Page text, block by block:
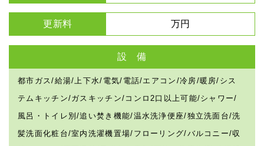
更新料 万円
設 備
都市ガス/給湯/上下水/電気/電話/エアコン/冷房/暖房/シス
テムキッチン/ガスキッチン/コンロ2口以上可能/シャワー/
風呂・トイレ別/追い焚き機能/温水洗浄便座/独立洗面台/洗
髪洗面化粧台/室内洗濯機置場/フローリング/バルコニー/収